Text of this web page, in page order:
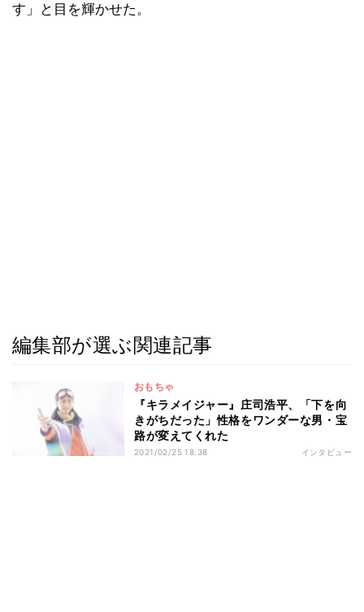
す」と目を輝かせた。
編集部が選ぶ関連記事
おもちゃ
『キラメイジャー』庄司浩平、「下を向
きがちだった」性格をワンダーな男・宝
路が変えてくれた
2021/02/25 18:38 インタビュー